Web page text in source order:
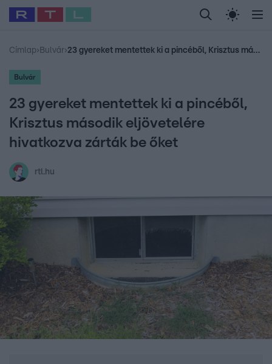
Legfrissebb RTL Híradó Randi Celeb vagyok,
Babits Marcella Most Wanted Gallusz
Címlap› Bulvár› 23 gyereket mentettek ki a pincéből, Krisztus második eljövetelére hivatkozva zárták be őket
Bulvár
23 gyereket mentettek ki a pincéből,
Krisztus második eljövetelére
hivatkozva zárták be őket
rtl.hu